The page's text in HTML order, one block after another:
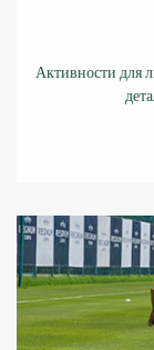
Активности для